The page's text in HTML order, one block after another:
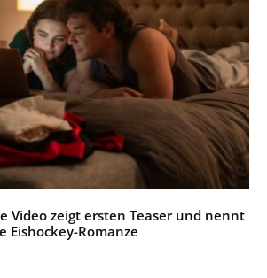
Video zeigt ersten Teaser und nennt
Eishockey-Romanze